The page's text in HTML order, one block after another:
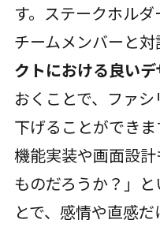
す。ステークホル
チームメンバーと
クトにおける良い
おくことで、ファ
下げることができま
機能実装や画面設
ものだろうか？」
とで、感情や直感